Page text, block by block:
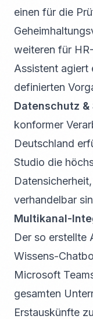
einen für die
weiteren für
Assistent agiert
definierten
Datenschutz &
konformer
Deutschland
Studio die
verhandelbar
Multikanal-
Der so erstellte
Wissens-
Microsoft
gesamten
Erstauskünfte